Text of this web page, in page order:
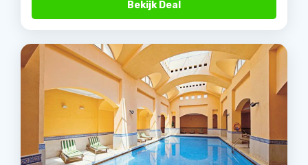
Bekijk Deal